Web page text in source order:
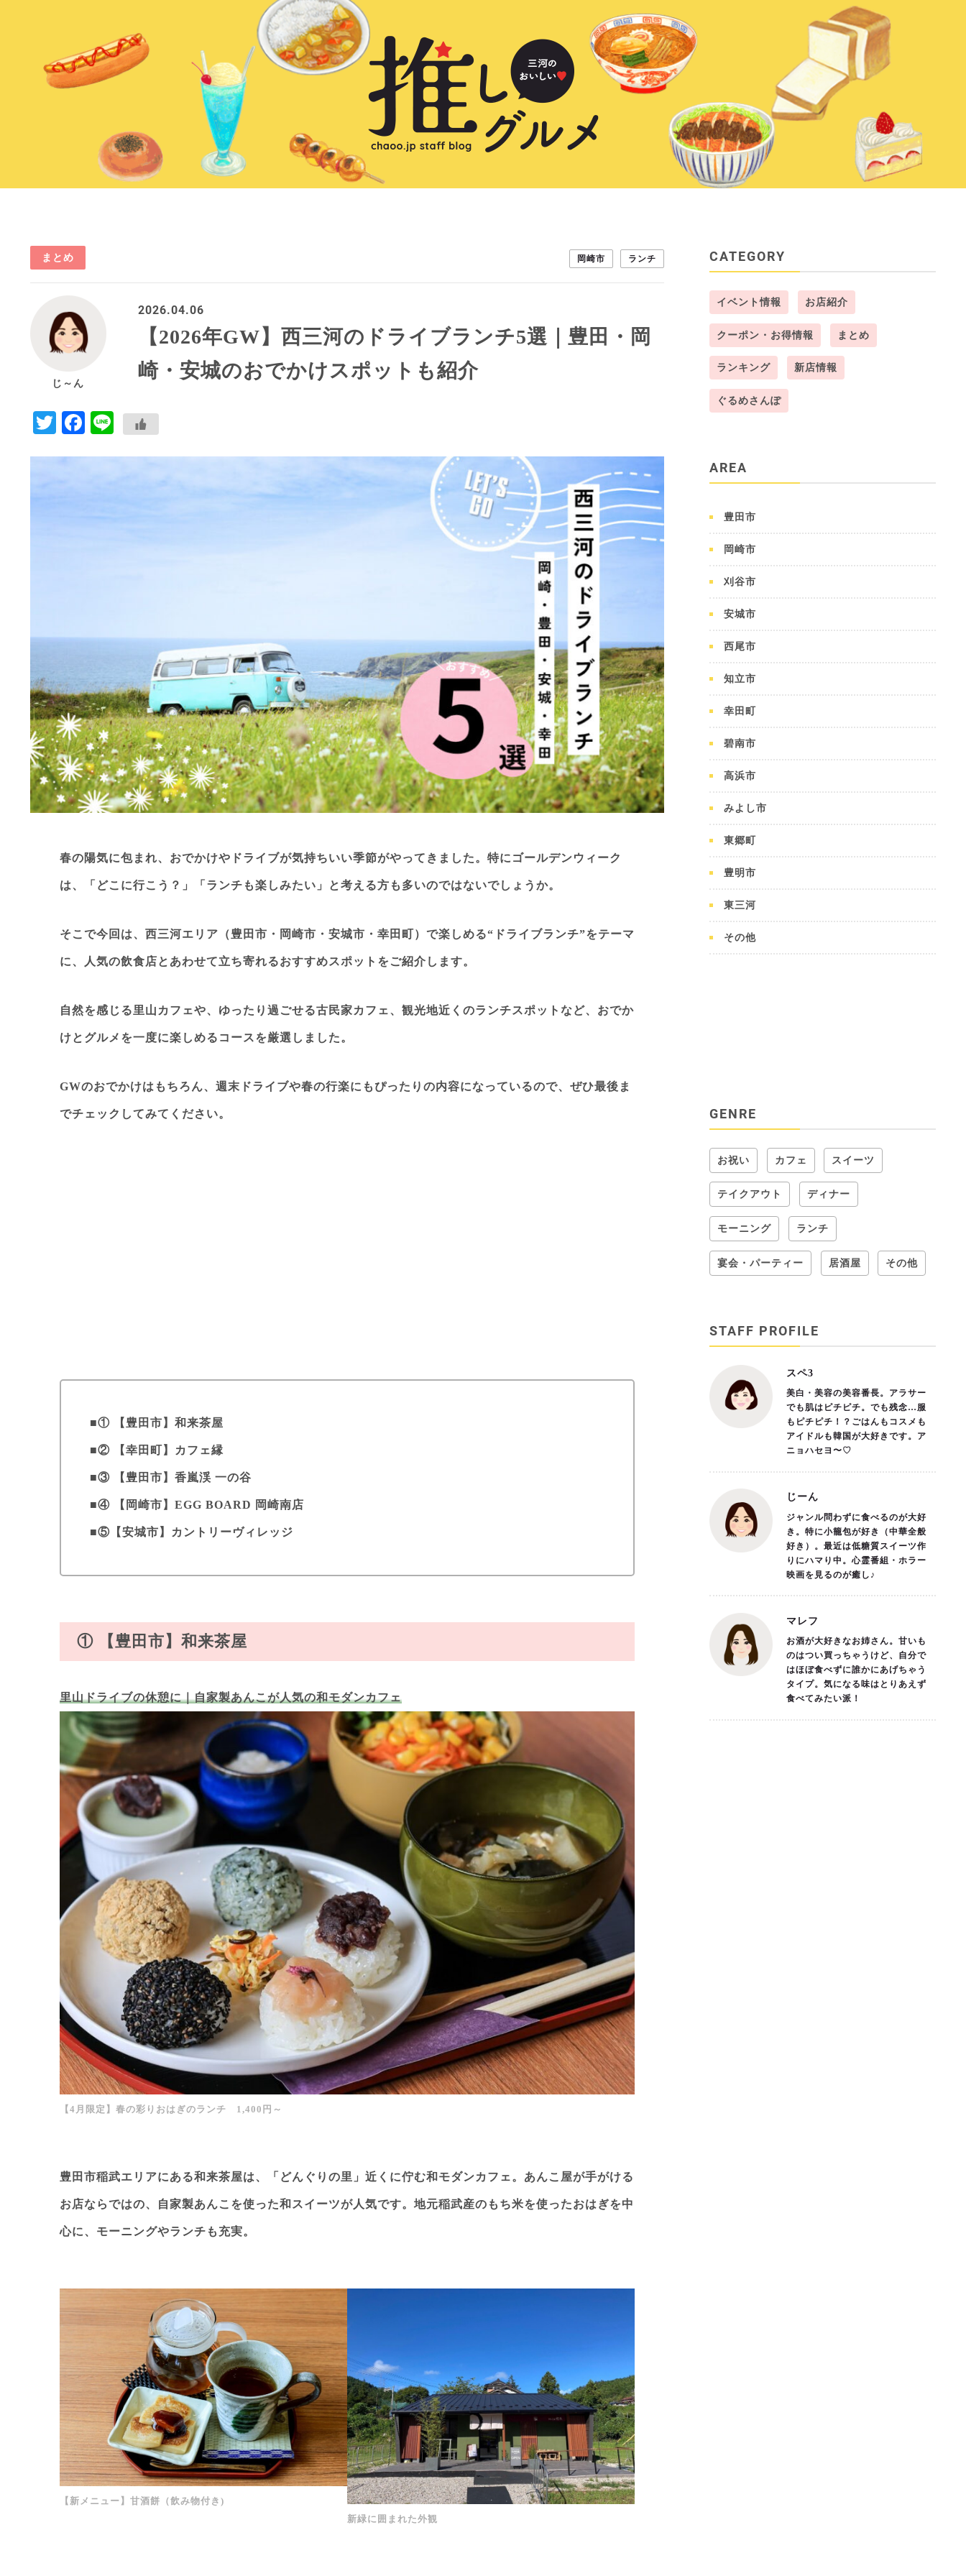
まとめ 岡崎市 ランチ
じ～ん
2026.04.06
【2026年GW】西三河のドライブランチ5選｜豊田・岡
崎・安城のおでかけスポットも紹介
Twitter
Facebook
Line
春の陽気に包まれ、おでかけやドライブが気持ちいい季節がやってきました。特にゴールデンウィーク
は、「どこに行こう？」「ランチも楽しみたい」と考える方も多いのではないでしょうか。
そこで今回は、西三河エリア（豊田市・岡崎市・安城市・幸田町）で楽しめる“ドライブランチ”をテーマ
に、人気の飲食店とあわせて立ち寄れるおすすめスポットをご紹介します。
自然を感じる里山カフェや、ゆったり過ごせる古民家カフェ、観光地近くのランチスポットなど、 おでか
けとグルメを一度に楽しめるコースを厳選しました。
GWのおでかけはもちろん、週末ドライブや春の行楽にもぴったりの内容になっているので、ぜひ最後ま
でチェックしてみてください。
① 【豊田市】和来茶屋
② 【幸田町】カフェ縁
③ 【豊田市】香嵐渓 一の谷
④ 【岡崎市】EGG BOARD 岡崎南店
⑤【安城市】カントリーヴィレッジ
① 【豊田市】和来茶屋
里山ドライブの休憩に｜自家製あんこが人気の和モダンカフェ
【4月限定】春の彩りおはぎのランチ 1,400円～
豊田市稲武エリアにある和来茶屋は、「どんぐりの里」近くに佇む和モダンカフェ。あんこ屋が手がける
お店ならではの、自家製あんこを使った和スイーツが人気です。地元稲武産のもち米を使ったおはぎを中
心に、モーニングやランチも充実。
【新メニュー】甘酒餅（飲み物付き)
新緑に囲まれた外観
CATEGORY
イベント情報 お店紹介
クーポン・お得情報 まとめ
ランキング 新店情報
ぐるめさんぽ
AREA
豊田市
岡崎市
刈谷市
安城市
西尾市
知立市
幸田町
碧南市
高浜市
みよし市
東郷町
豊明市
東三河
その他
GENRE
お祝い カフェ スイーツ
テイクアウト ディナー
モーニング ランチ
宴会・パーティー 居酒屋 その他
STAFF PROFILE
スペ3
美白・美容の美容番長。アラサー
でも肌はピチピチ。でも残念…服
もピチピチ！？ごはんもコスメも
アイドルも韓国が大好きです。ア
ニョハセヨ〜♡
じーん
ジャンル問わずに食べるのが大好
き。特に小籠包が好き（中華全般
好き）。最近は低糖質スイーツ作
りにハマり中。心霊番組・ホラー
映画を見るのが癒し♪
マレフ
お酒が大好きなお姉さん。甘いも
のはつい買っちゃうけど、自分で
はほぼ食べずに誰かにあげちゃう
タイプ。気になる味はとりあえず
食べてみたい派！